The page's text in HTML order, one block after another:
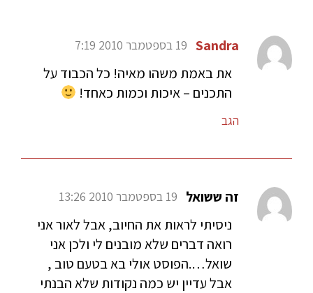
Sandra 19 בספטמבר 2010 7:19
את באמת משהו מאיה! כל הכבוד על
התכנים – איכות וכמות כאחד!
הגב
זה ששואל 19 בספטמבר 2010 13:26
ניסיתי לראות את החיוב, אבל לאור אני
רואה דברים שלא מובנים לי ולכן אני
שואל….הפוסט אולי בא בטעם טוב ,
אבל עדיין יש כמה נקודות שלא הבנתי